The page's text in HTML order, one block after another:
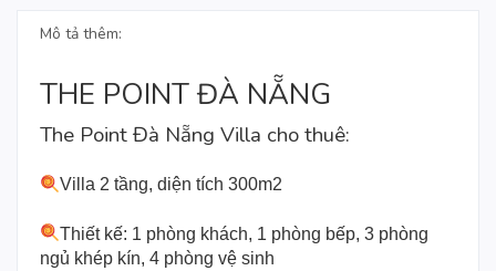
Mô tả thêm:
THE POINT ĐÀ NẴNG
The Point Đà Nẵng Villa cho thuê:
Villa 2 tầng, diện tích 300m2
Thiết kế: 1 phòng khách, 1 phòng bếp, 3 phòng
ngủ khép kín, 4 phòng vệ sinh